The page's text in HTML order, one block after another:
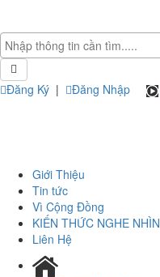
Đăng Ký | Đăng Nhập
Giới Thiệu
Tin tức
Vì Cộng Đồng
KIẾN THỨC NGHE NHÌN
Liên Hệ